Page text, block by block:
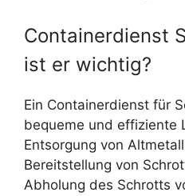
Containerdienst
ist er wichtig?
Ein Containerdienst für
bequeme und effiziente
Entsorgung von
Bereitstellung von
Abholung des Schrotts